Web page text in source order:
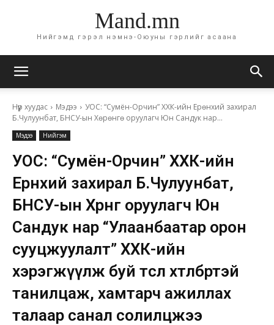
Mand.mn
Нийгэмд гэрэл нэмнэ-Оюуны гэрлийг асаана
Нүүр хуудас Мэдээ
УОС: “Сумён-Орчин” ХХК-ийн Ерөнхий захирал
Б.Чулуунбат, БНСУ-ын Хөрөнгө оруулагч Юн Сандук нар...
Мэдээ Нийгэм
УОС: “Сумён-Орчин” ХХК-ийн
Ерөнхий захирал Б.Чулуунбат,
БНСУ-ын Хөрөнгө оруулагч Юн
Сандук нар “Улаанбаатар орон
сууцжуулалт” ХХК-ийн
хэрэгжүүлж буй төсөл хөтөлбөртэй
танилцаж, хамтарч ажиллах
талаар санал солилцжээ